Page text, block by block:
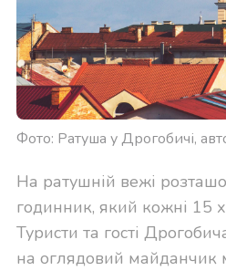
Фото: Ратуша у Дрогобичі,
На ратушній вежі
годинник, який кожні 15
Туристи та гості
на оглядовий майданчик